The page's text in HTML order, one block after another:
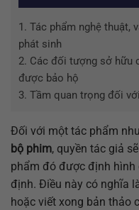
1. Tác phẩm nghệ thuật,
phát sinh
2. Các đối tượng sở hữu
được bảo hộ
3. Tầm quan trọng đối
Đối với một tác phẩm
bộ phim, quyền tác giả sẽ
phẩm đó được định
định. Điều này có nghĩa
hoặc viết xong bản thảo